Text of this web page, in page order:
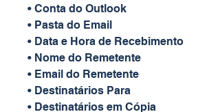
• Conta do Outlook
• Pasta do Email
• Data e Hora de Recebimento
• Nome do Remetente
• Email do Remetente
• Destinatários Para
• Destinatários em Cópia